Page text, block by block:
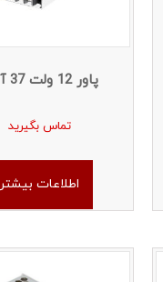
پاور 12 ولت 37 آمپر
تماس بگیرید
اطلاعات بیشتر